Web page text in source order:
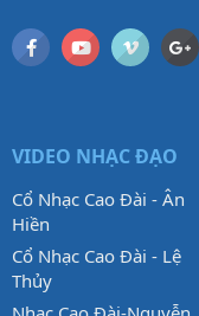
VIDEO NHẠC ĐẠO
Cổ Nhạc Cao Đài - Ân
Hiền
Cổ Nhạc Cao Đài - Lệ
Thủy